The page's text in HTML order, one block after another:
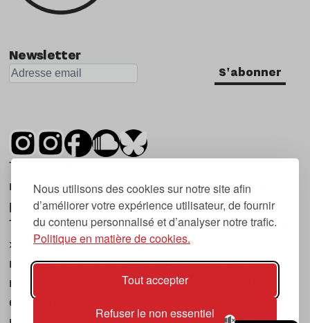
Nous utilisons des cookies sur notre site afin
d’améliorer votre expérience utilisateur, de fournir
du contenu personnalisé et d’analyser notre trafic.
Politique en matière de cookies.
Tout accepter
Refuser le non essentiel
Newsletter
S'abonner
Tsugi est un mensuel indépendant sur la
musique et les nouvelles tendances, dont la
première parution date de 2007.
Tsugi en japonais signifie « prochain », « suivant
», ce qui correspond à la thématique du
magazine, à l’affût des nouvelles tendances
musicales, qu’elles viennent de la musique
électronique, du rock ou du hip hop, et des